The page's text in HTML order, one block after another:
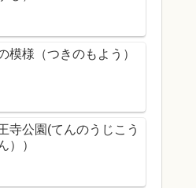
模様（つきのもよう）
寺公園(てんのうじこう
））